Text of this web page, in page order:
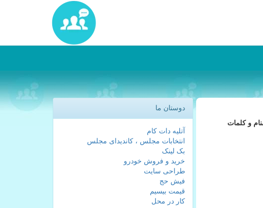
و كلمات
دوستان ما
آتلیه دات کام
انتخابات مجلس ، کاندیدای مجلس
بک لینک
خرید و فروش خودرو
طراحی سایت
فیش حج
قیمت بیسیم
کار در محل